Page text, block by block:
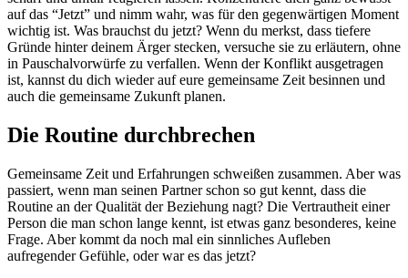
auf das “Jetzt” und nimm wahr, was für den gegenwärtigen Moment
wichtig ist. Was brauchst du jetzt? Wenn du merkst, dass tiefere
Gründe hinter deinem Ärger stecken, versuche sie zu erläutern, ohne
in Pauschalvorwürfe zu verfallen. Wenn der Konflikt ausgetragen
ist, kannst du dich wieder auf eure gemeinsame Zeit besinnen und
auch die gemeinsame Zukunft planen.
Die Routine durchbrechen
Gemeinsame Zeit und Erfahrungen schweißen zusammen. Aber was
passiert, wenn man seinen Partner schon so gut kennt, dass die
Routine an der Qualität der Beziehung nagt? Die Vertrautheit einer
Person die man schon lange kennt, ist etwas ganz besonderes, keine
Frage. Aber kommt da noch mal ein sinnliches Aufleben
aufregender Gefühle, oder war es das jetzt?